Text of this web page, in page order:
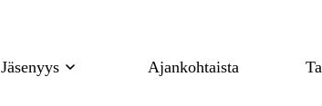
Jäsenyys Ajankohtaista